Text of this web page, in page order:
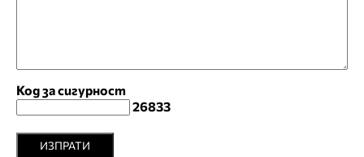
Код за сигурност
26833
ИЗПРАТИ